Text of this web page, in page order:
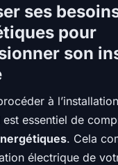
ses
pour
son
à
est essentiel de
. Cela
électrique de